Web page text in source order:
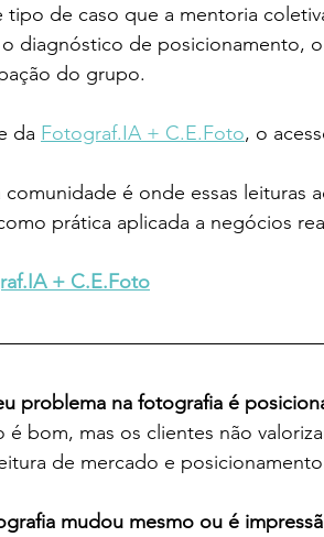
tipo de caso que a mentoria
o diagnóstico de posicionamento,
do grupo.
da Fotograf.IA + C.E.Foto, o
comunidade é onde essas leituras
prática aplicada a negócios
+ C.E.Foto
problema na fotografia é
é bom, mas os clientes não
de mercado e
mudou mesmo ou é